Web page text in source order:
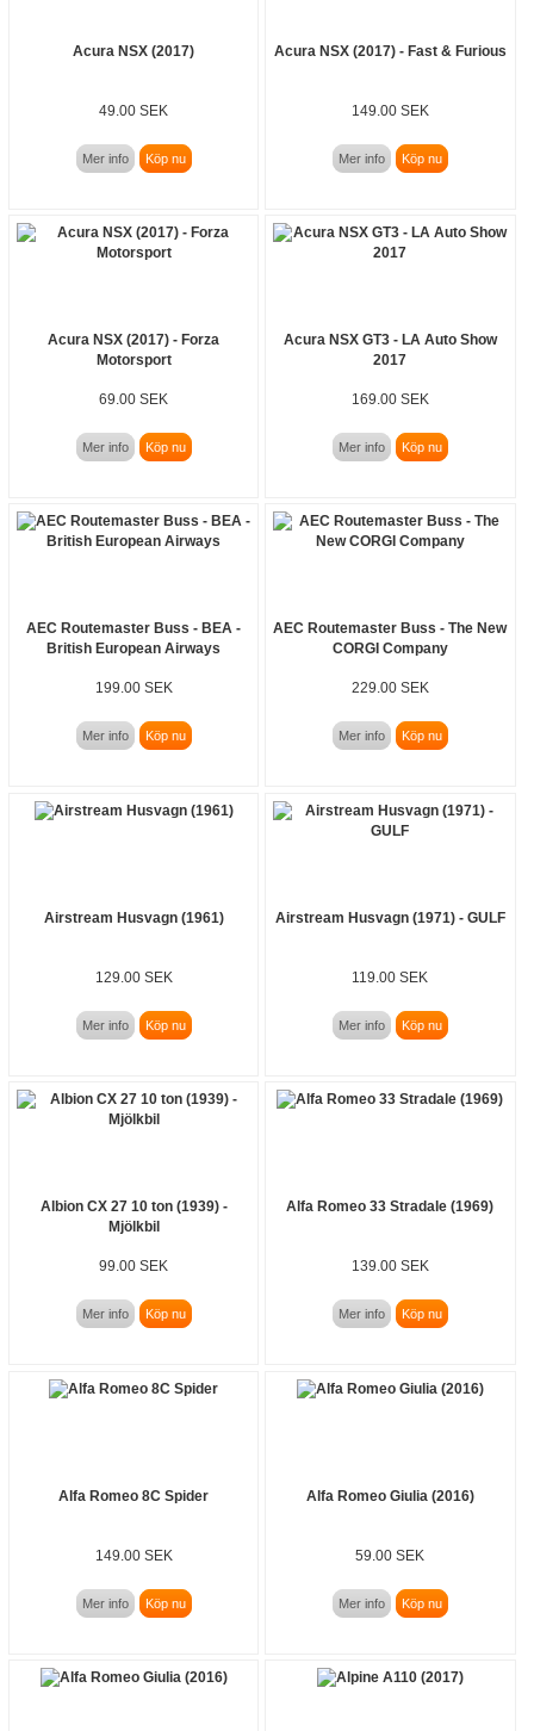
Acura NSX (2017)
49.00 SEK
Mer info Köp nu
Acura NSX (2017) - Fast & Furious
149.00 SEK
Mer info Köp nu
Acura NSX (2017) - Forza
Motorsport
69.00 SEK
Mer info Köp nu
Acura NSX GT3 - LA Auto Show
2017
169.00 SEK
Mer info Köp nu
AEC Routemaster Buss - BEA -
British European Airways
199.00 SEK
Mer info Köp nu
AEC Routemaster Buss - The New
CORGI Company
229.00 SEK
Mer info Köp nu
Airstream Husvagn (1961)
129.00 SEK
Mer info Köp nu
Airstream Husvagn (1971) - GULF
119.00 SEK
Mer info Köp nu
Albion CX 27 10 ton (1939) -
Mjölkbil
99.00 SEK
Mer info Köp nu
Alfa Romeo 33 Stradale (1969)
139.00 SEK
Mer info Köp nu
Alfa Romeo 8C Spider
149.00 SEK
Mer info Köp nu
Alfa Romeo Giulia (2016)
59.00 SEK
Mer info Köp nu